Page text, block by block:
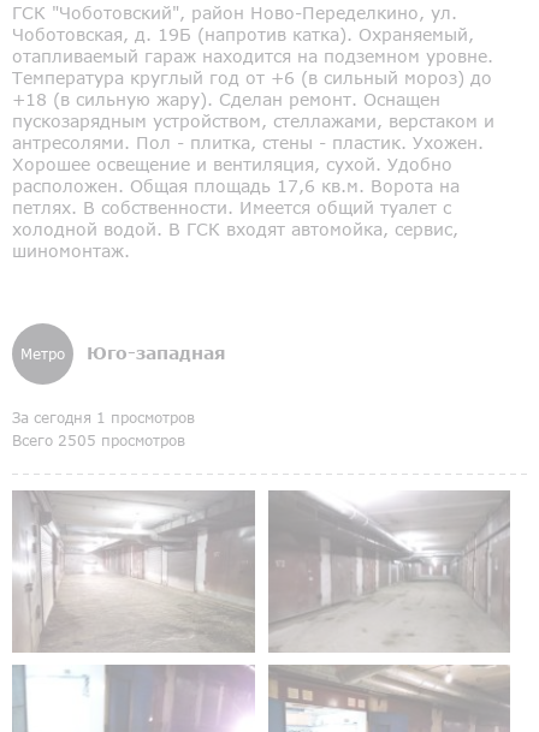
ГСК "Чоботовский", район Ново-Переделкино, ул.
Чоботовская, д. 19Б (напротив катка). Охраняемый,
отапливаемый гараж находится на подземном уровне.
Температура круглый год от +6 (в сильный мороз) до
+18 (в сильную жару). Сделан ремонт. Оснащен
пускозарядным устройством, стеллажами, верстаком и
антресолями. Пол - плитка, стены - пластик. Ухожен.
Хорошее освещение и вентиляция, сухой. Удобно
расположен. Общая площадь 17,6 кв.м. Ворота на
петлях. В собственности. Имеется общий туалет с
холодной водой. В ГСК входят автомойка, сервис,
шиномонтаж.
Метро Юго-западная
За сегодня 1 просмотров
Всего 2505 просмотров